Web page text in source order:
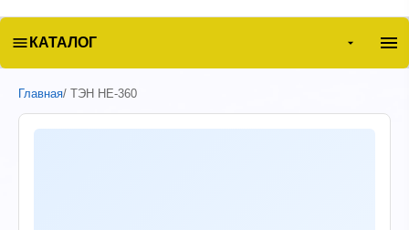
КАТАЛОГ
Главная/ ТЭН HE-360